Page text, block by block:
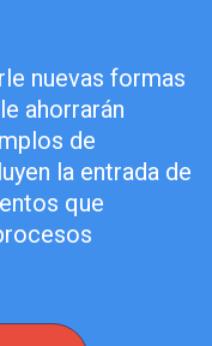
nuevas formas
ahorrarán
de
la entrada de
que